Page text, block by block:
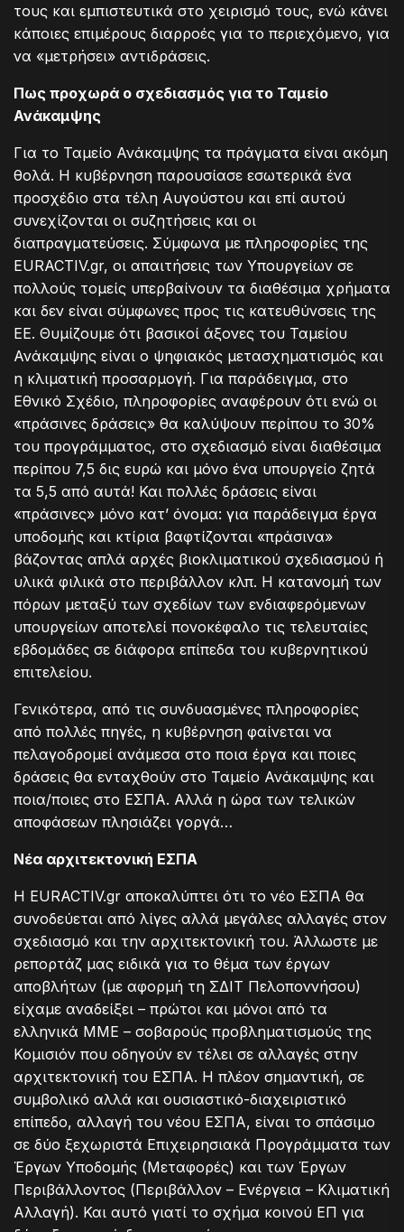
τους και εμπιστευτικά στο χειρισμό τους, ενώ κάνει
κάποιες επιμέρους διαρροές για το περιεχόμενο, για
να «μετρήσει» αντιδράσεις.
Πως προχωρά ο σχεδιασμός για το Ταμείο
Ανάκαμψης
Για το Ταμείο Ανάκαμψης τα πράγματα είναι ακόμη
θολά. Η κυβέρνηση παρουσίασε εσωτερικά ένα
προσχέδιο στα τέλη Αυγούστου και επί αυτού
συνεχίζονται οι συζητήσεις και οι
διαπραγματεύσεις. Σύμφωνα με πληροφορίες της
EURACTIV.gr, οι απαιτήσεις των Υπουργείων σε
πολλούς τομείς υπερβαίνουν τα διαθέσιμα χρήματα
και δεν είναι σύμφωνες προς τις κατευθύνσεις της
ΕΕ. Θυμίζουμε ότι βασικοί άξονες του Ταμείου
Ανάκαμψης είναι ο ψηφιακός μετασχηματισμός και
η κλιματική προσαρμογή. Για παράδειγμα, στο
Εθνικό Σχέδιο, πληροφορίες αναφέρουν ότι ενώ οι
«πράσινες δράσεις» θα καλύψουν περίπου το 30%
του προγράμματος, στο σχεδιασμό είναι διαθέσιμα
περίπου 7,5 δις ευρώ και μόνο ένα υπουργείο ζητά
τα 5,5 από αυτά! Και πολλές δράσεις είναι
«πράσινες» μόνο κατ’ όνομα: για παράδειγμα έργα
υποδομής και κτίρια βαφτίζονται «πράσινα»
βάζοντας απλά αρχές βιοκλιματικού σχεδιασμού ή
υλικά φιλικά στο περιβάλλον κλπ. Η κατανομή των
πόρων μεταξύ των σχεδίων των ενδιαφερόμενων
υπουργείων αποτελεί πονοκέφαλο τις τελευταίες
εβδομάδες σε διάφορα επίπεδα του κυβερνητικού
επιτελείου.
Γενικότερα, από τις συνδυασμένες πληροφορίες
από πολλές πηγές, η κυβέρνηση φαίνεται να
πελαγοδρομεί ανάμεσα στο ποια έργα και ποιες
δράσεις θα ενταχθούν στο Ταμείο Ανάκαμψης και
ποια/ποιες στο ΕΣΠΑ. Αλλά η ώρα των τελικών
αποφάσεων πλησιάζει γοργά…
Νέα αρχιτεκτονική ΕΣΠΑ
Η EURACTIV.gr αποκαλύπτει ότι το νέο ΕΣΠΑ θα
συνοδεύεται από λίγες αλλά μεγάλες αλλαγές στον
σχεδιασμό και την αρχιτεκτονική του. Άλλωστε με
ρεπορτάζ μας ειδικά για το θέμα των έργων
αποβλήτων (με αφορμή τη ΣΔΙΤ Πελοποννήσου)
είχαμε αναδείξει – πρώτοι και μόνοι από τα
ελληνικά ΜΜΕ – σοβαρούς προβληματισμούς της
Κομισιόν που οδηγούν εν τέλει σε αλλαγές στην
αρχιτεκτονική του ΕΣΠΑ. Η πλέον σημαντική, σε
συμβολικό αλλά και ουσιαστικό-διαχειριστικό
επίπεδο, αλλαγή του νέου ΕΣΠΑ, είναι το σπάσιμο
σε δύο ξεχωριστά Επιχειρησιακά Προγράμματα των
Έργων Υποδομής (Μεταφορές) και των Έργων
Περιβάλλοντος (Περιβάλλον – Ενέργεια – Κλιματική
Αλλαγή). Και αυτό γιατί το σχήμα κοινού ΕΠ για